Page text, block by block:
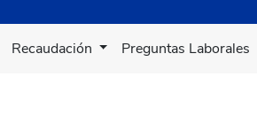
Recaudación Preguntas Laborales